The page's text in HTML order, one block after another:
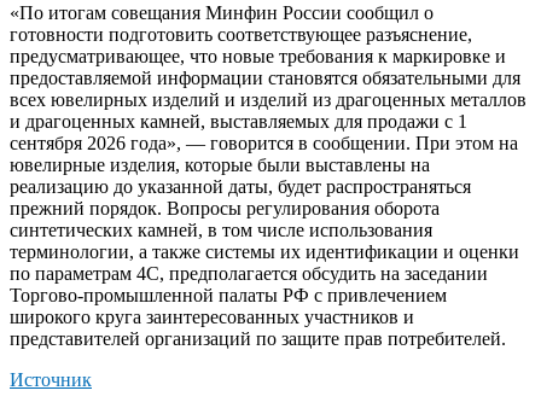
«По итогам совещания Минфин России сообщил о
готовности подготовить соответствующее разъяснение,
предусматривающее, что новые требования к маркировке и
предоставляемой информации становятся обязательными для
всех ювелирных изделий и изделий из драгоценных металлов
и драгоценных камней, выставляемых для продажи с 1
сентября 2026 года», — говорится в сообщении. При этом на
ювелирные изделия, которые были выставлены на
реализацию до указанной даты, будет распространяться
прежний порядок. Вопросы регулирования оборота
синтетических камней, в том числе использования
терминологии, а также системы их идентификации и оценки
по параметрам 4С, предполагается обсудить на заседании
Торгово-промышленной палаты РФ с привлечением
широкого круга заинтересованных участников и
представителей организаций по защите прав потребителей.
Источник